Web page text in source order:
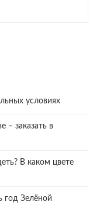
условиях
– заказать в
В каком цвете
год Зелёной